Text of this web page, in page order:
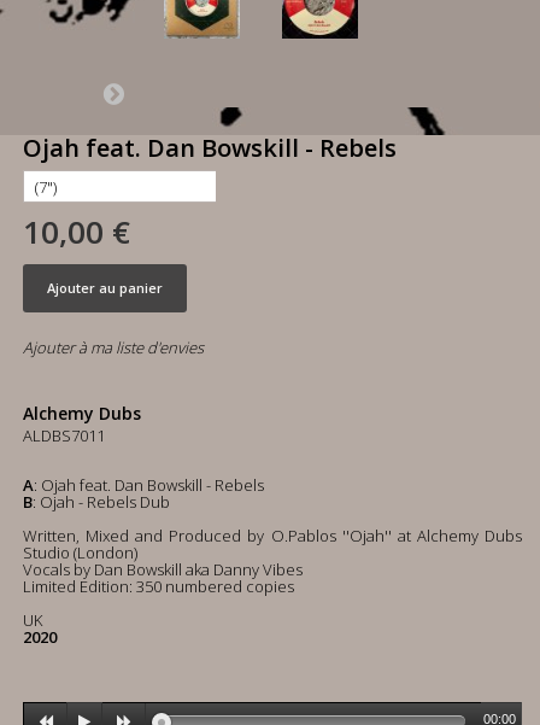
Ojah feat. Dan Bowskill - Rebels
10,00 €
Ajouter au panier
Ajouter à ma liste d'envies
Alchemy Dubs
ALDBS7011
A: Ojah feat. Dan Bowskill - Rebels
B: Ojah - Rebels Dub
Written, Mixed and Produced by O.Pablos ''Ojah'' at Alchemy Dubs
Studio (London)
Vocals by Dan Bowskill aka Danny Vibes
Limited Edition: 350 numbered copies
UK
2020
00:00